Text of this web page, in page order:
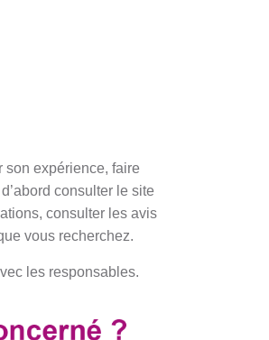
son expérience, faire
consulter le site
consulter les avis
vous recherchez.
les responsables.